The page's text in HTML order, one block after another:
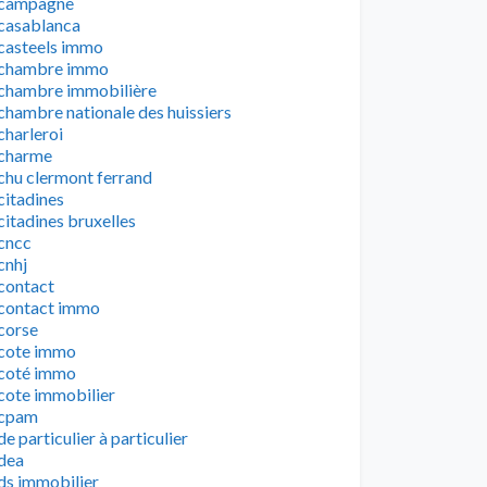
immo
immo
immobilière
nationale des huissiers
clermont ferrand
bruxelles
immo
immo
immo
immobilier
particulier à particulier
immobilier